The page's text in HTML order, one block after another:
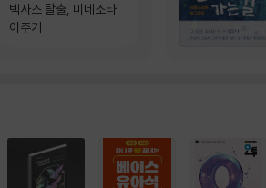
텍사스 탈출, 미네소타
이주기